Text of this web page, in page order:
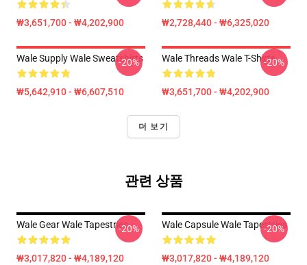
₩3,651,700 - ₩4,202,900 ₩2,728,440 - ₩6,325,020
Wale Supply Wale Sweatshirts
₩5,642,910 - ₩6,607,510
-20% Wale Threads Wale T-Shirts
₩3,651,700 - ₩4,202,900
-20%
더 보기
관련 상품
Wale Gear Wale Tapestries
₩3,017,820 - ₩4,189,120
-20% Wale Capsule Wale Tapestries
₩3,017,820 - ₩4,189,120
-20%